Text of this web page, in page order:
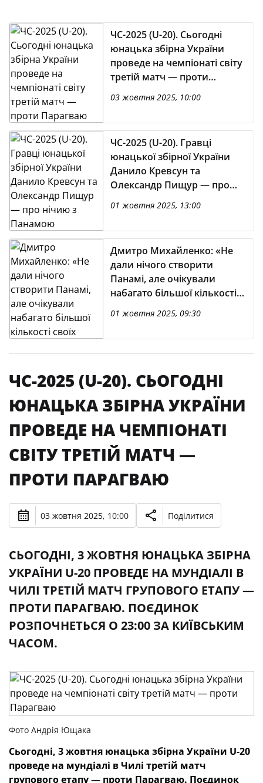
ЧС-2025 (U-20). Сьогодні
юнацька збірна України
проведе на чемпіонаті світу
третій матч — проти
03 жовтня 2025, 10:00
ЧС-2025 (U-20). Гравці
юнацької збірної України
Данило Кревсун та
Олександр Пищур — про
01 жовтня 2025, 13:00
Дмитро Михайленко: «Не
дали нічого створити
Панамі, але очікували
набагато більшої кількості
01 жовтня 2025, 09:30
ЧС-2025 (U-20). СЬОГОДНІ
ЮНАЦЬКА ЗБІРНА УКРАЇНИ
ПРОВЕДЕ НА ЧЕМПІОНАТІ
СВІТУ ТРЕТІЙ МАТЧ —
ПРОТИ ПАРАГВАЮ
03 жовтня 2025, 10:00 Поділитися
СЬОГОДНІ, 3 ЖОВТНЯ ЮНАЦЬКА ЗБІРНА
УКРАЇНИ U-20 ПРОВЕДЕ НА МУНДІАЛІ В
ЧИЛІ ТРЕТІЙ МАТЧ ГРУПОВОГО ЕТАПУ —
ПРОТИ ПАРАГВАЮ. ПОЄДИНОК
РОЗПОЧНЕТЬСЯ О 23:00 ЗА КИЇВСЬКИМ
ЧАСОМ.
Фото Андрія Ющака
Сьогодні, 3 жовтня юнацька збірна України U-20
проведе на мундіалі в Чилі третій матч
групового етапу — проти Парагваю. Поєдинок